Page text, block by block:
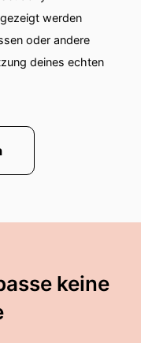
werden
oder andere
deines echten
keine